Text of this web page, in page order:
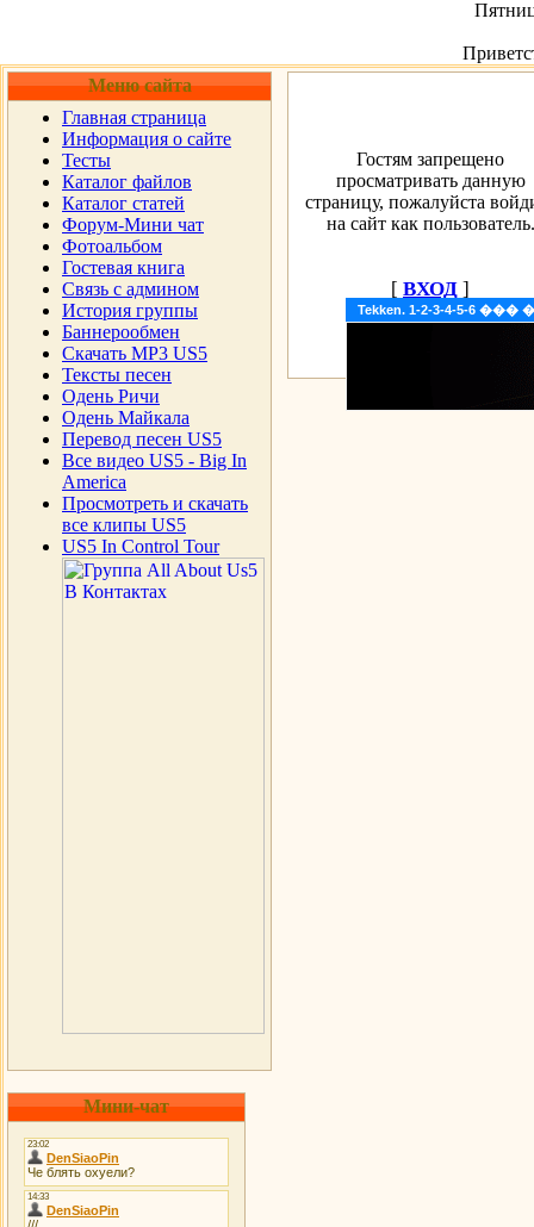
Меню сайта
Главная страница
Информация о сайте
Тесты
Каталог файлов
Каталог статей
Форум-Мини чат
Фотоальбом
Гостевая книга
Cвязь с админом
История группы
Баннерообмен
Скачать MP3 US5
Тексты песен
Одень Ричи
Одень Майкала
Перевод песен US5
Все видео US5 - Big In
America
Просмотреть и скачать
все клипы US5
US5 In Control Tour
Tekken. 1-2-3-4-5-6
Мини-чат
Гостям запрещено
просматривать данную
страницу, пожалуйста
на сайт как пользователь.
[ ВХОД ]